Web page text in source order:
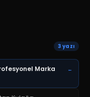
3 yazı
Marka
←